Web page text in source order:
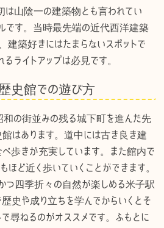
は山陰一の建築物とも言われてい
です。当時最先端の近代西洋建築
建築好きにはたまらないスポットで
ライトアップは必見です。
史館での遊び方
の街並みの残る城下町を進んだ先
はあります。道中には古き良き建
べ歩きが充実しています。また館内で
ど近く歩いていくことができます。
つ四季折々の自然が楽しめる米子駅
史や成り立ちを学んでからいくとそ
尋ねるのがオススメです。ふもとに